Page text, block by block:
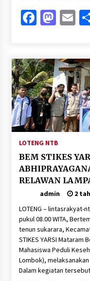
Keterbatasan Fiskal
4 minggu ago
1 bulan ago
SATRESNARKOBA
TERDUGA PELAKU
KEMPO, BELASAN PAKET
1 bulan ago
LOTENG NTB
BEM STIKES
RELAWAN
Peduli
Lumbung
SKRINING &
admin
2
LOTENG – lintasrakyat-
pukul 08.00 WITA,
tenun sukarara,
STIKES YARSI Mataram
Mahasiswa Peduli
Lombok),
Dalam kegiatan